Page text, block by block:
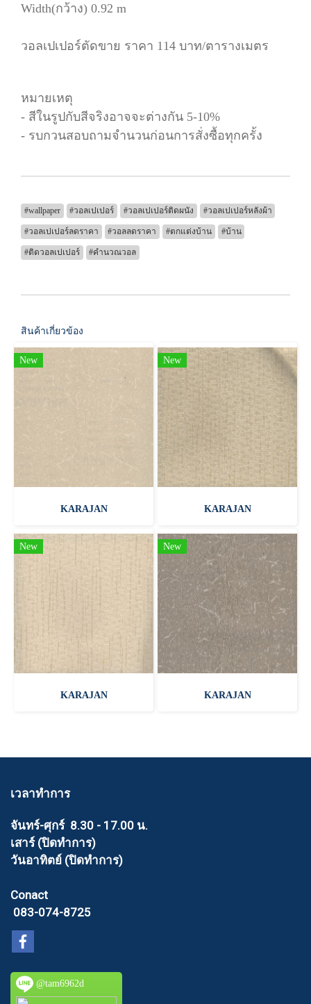
Width(กว้าง) 0.92 m
วอลเปเปอร์ตัดขาย ราคา 114 บาท/ตารางเมตร
หมายเหตุ
- สีในรูปกับสีจริงอาจจะต่างกัน 5-10%
- รบกวนสอบถามจำนวนก่อนการสั่งซื้อทุกครั้ง
#wallpaper #วอลเปเปอร์ #วอลเปเปอร์ติดผนัง #วอลเปเปอร์หลังผ้า
#วอลเปเปอร์ลดราคา #วอลลดราคา #ตกแต่งบ้าน #บ้าน
#ติดวอลเปเปอร์ #คำนวณวอล
สินค้าเกี่ยวข้อง
New
KARAJAN
New
KARAJAN
New
KARAJAN
New
KARAJAN
เวลาทำการ
จันทร์-ศุกร์ 8.30 - 17.00 น.
เสาร์ (ปิดทำการ)
วันอาทิตย์ (ปิดทำการ)
Conact
083-074-8725
@tam6962d